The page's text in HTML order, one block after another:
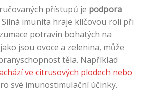
přístupů je podpora
Silná imunita hraje klíčovou roli při
potravin bohatých na
jsou ovoce a zelenina, může
těla. Například
ve citrusových plodech nebo
své imunostimulační účinky.